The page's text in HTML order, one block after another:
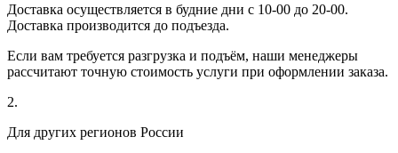
Доставка осуществляется в будние дни с 10-00 до 20-00.
Доставка производится до подъезда.
Если вам требуется разгрузка и подъём, наши менеджеры
рассчитают точную стоимость услуги при оформлении заказа.
2.
Для других регионов России